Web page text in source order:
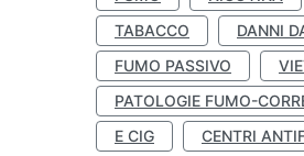
TABACCO
DANNI
FUMO PASSIVO
PATOLOGIE FUMO-
E CIG
CENTRI